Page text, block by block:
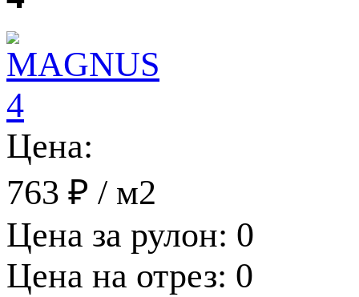
Цена:
763 ₽ / м2
Цена за рулон: 0
Цена на отрез: 0